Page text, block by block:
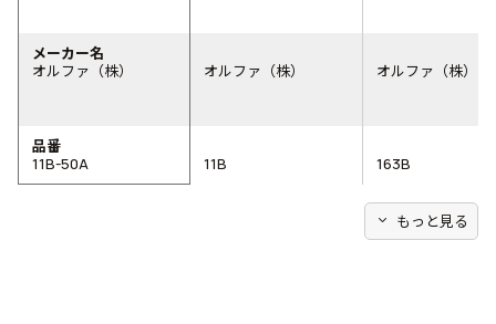
メーカー名
オルファ（株）
オルファ（株） オルファ（株）
品番
11B-50A
11B 163B
expand_more もっと見る